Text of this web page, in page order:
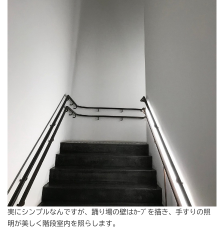
実にシンプルなんですが、踊り場の壁はｶｰﾌﾞを描き、手すりの照
明が美しく階段室内を照らします。